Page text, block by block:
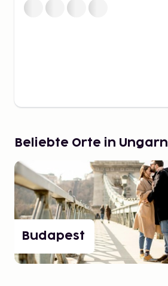
Beliebte Orte in Ungarn
Budapest